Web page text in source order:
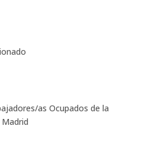
as Ocupados de la